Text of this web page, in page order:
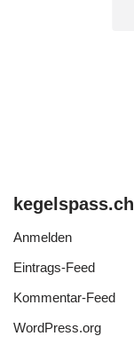
kegelspass.ch
Anmelden
Eintrags-Feed
Kommentar-Feed
WordPress.org